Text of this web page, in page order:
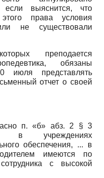
выяснится, что
права условия
не существовали
преподается
обязаны
июля представлять
отчет о своей
п. «б» абз. 2 § 3
в учреждениях
обеспечения, ... в
имеются по
с высокой